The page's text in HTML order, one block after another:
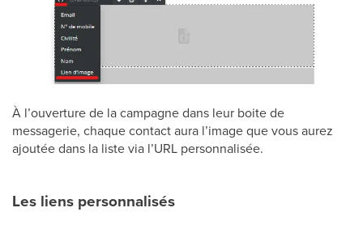
À l’ouverture de la campagne dans leur boite de
messagerie, chaque contact aura l’image que vous aurez
ajoutée dans la liste via l’URL personnalisée.
Les liens personnalisés